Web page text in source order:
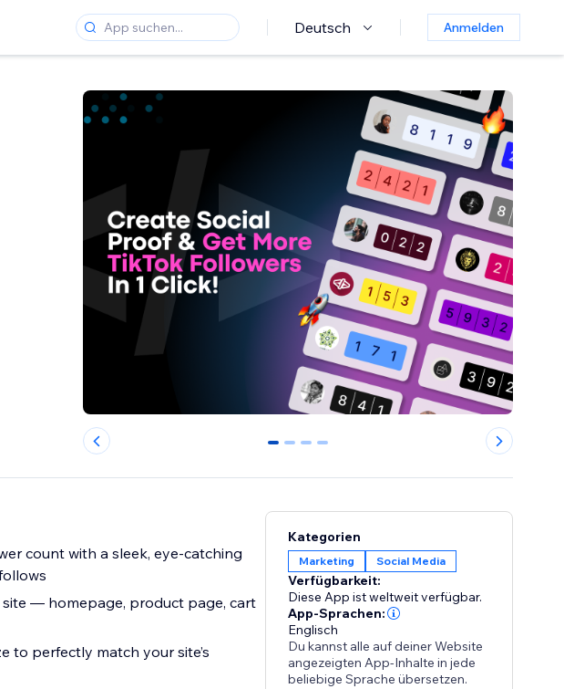
Deutsch Anmelden
0 1 2 3
count with a sleek, eye-catching
— homepage, product page, cart
to perfectly match your site’s
Kategorien
Marketing Social Media
Verfügbarkeit:
Diese App ist weltweit verfügbar.
App-Sprachen:
Englisch
Du kannst alle auf deiner Website
angezeigten App-Inhalte in jede
beliebige Sprache übersetzen.